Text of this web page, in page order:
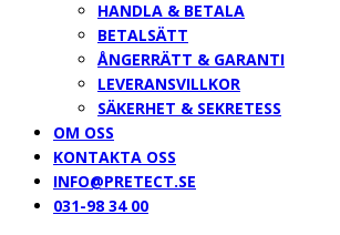
HANDLA & BETALA
BETALSÄTT
ÅNGERRÄTT & GARANTI
LEVERANSVILLKOR
SÄKERHET & SEKRETESS
OM OSS
KONTAKTA OSS
INFO@PRETECT.SE
031-98 34 00